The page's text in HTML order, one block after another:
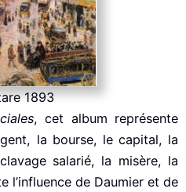
1893
, cet album représente
la bourse, le capital, la
salarié, la misère, la
l’influence de Daumier et de